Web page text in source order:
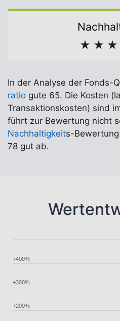
★ ★ ★
In der Analyse der Fonds-
ratio gute 65. Die Kosten
Transaktionskosten) sind
führt zur Bewertung nicht
Nachhaltigkeits-
78 gut ab.
+200%
+300%
+400%